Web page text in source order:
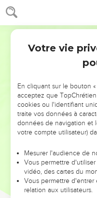
NE MANQUEZ
DE
ET SI LEURS ERREURS
leur foi ou leur vision. Mais
et les saisons difficiles
sont elles
Dans cette conférence,
Votre vie
En cliquant sur le bouton
acceptez que
cookies ou l'identifiant
traite vos données à
données de navigation et
votre compte utilisateur)
Mesurer l'audience de
Vous permettre
vidéo, des cartes du
Vous permettre
relation aux utilisateurs.